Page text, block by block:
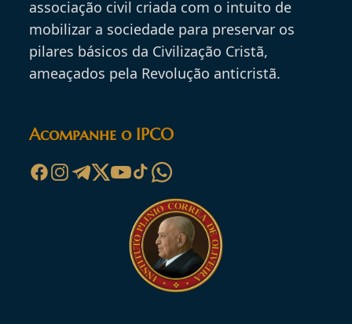
associação civil criada com o intuito de
mobilizar a sociedade para preservar os
pilares básicos da Civilização Cristã,
ameaçados pela Revolução anticristã.
Acompanhe o IPCO